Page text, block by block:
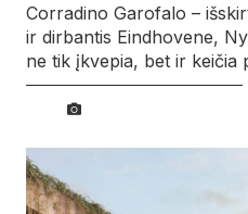
Corradino Garofalo –
ir dirbantis Eindhovene,
ne tik įkvepia, bet ir